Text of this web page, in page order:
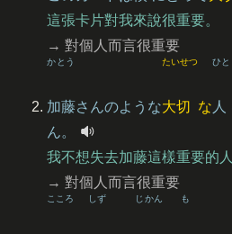
這張卡片對我來說很重要。
→ 對個人而言很重要
加藤
かとう
さんのような大切
たいせつ
な 人
ひと
ん。
我不想失去加藤這樣重要的人
→ 對個人而言很重要
こころ しず じかん も